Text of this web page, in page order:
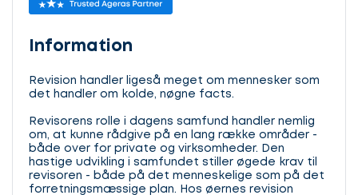
Information
Revision handler ligeså meget om mennesker som
det handler om kolde, nøgne facts.
Revisorens rolle i dagens samfund handler nemlig
om, at kunne rådgive på en lang række områder -
både over for private og virksomheder. Den
hastige udvikling i samfundet stiller øgede krav til
revisoren - både på det menneskelige som på det
forretningsmæssige plan. Hos øernes revision